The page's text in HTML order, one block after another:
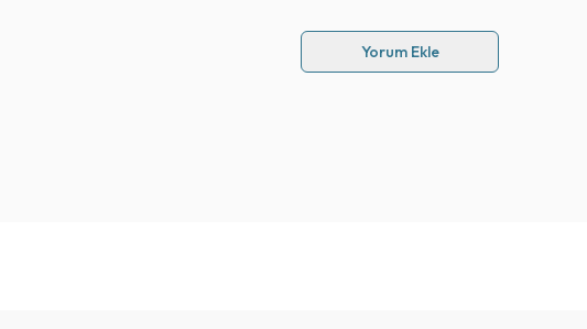
Yorum Ekle